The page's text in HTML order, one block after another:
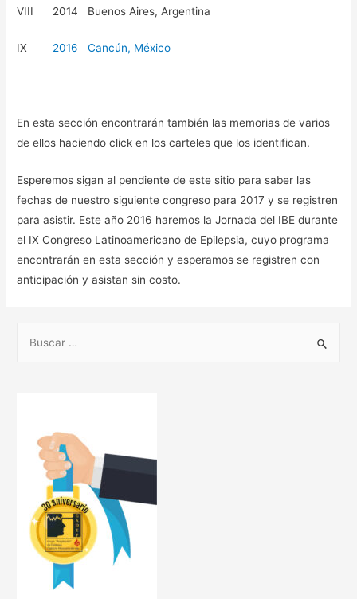
VIII 2014 Buenos Aires, Argentina
IX 2016 Cancún, México
En esta sección encontrarán también las memorias de varios
de ellos haciendo click en los carteles que los identifican.
Esperemos sigan al pendiente de este sitio para saber las
fechas de nuestro siguiente congreso para 2017 y se registren
para asistir. Este año 2016 haremos la Jornada del IBE durante
el IX Congreso Latinoamericano de Epilepsia, cuyo programa
encontrarán en esta sección y esperamos se registren con
anticipación y asistan sin costo.